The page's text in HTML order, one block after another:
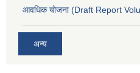
आवधिक योजना (Draft Report
अन्य